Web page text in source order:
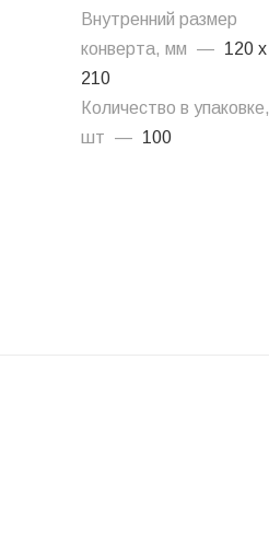
Внутренний размер
конверта, мм —
120 х
210
Количество в упаковке,
шт — 100